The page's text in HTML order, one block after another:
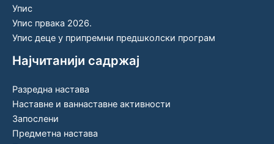
Упис
Упис првака 2026.
Упис деце у припремни предшколски програм
Најчитанији садржај
Разредна настава
Наставне и ваннаставне активности
Запослени
Предметна настава